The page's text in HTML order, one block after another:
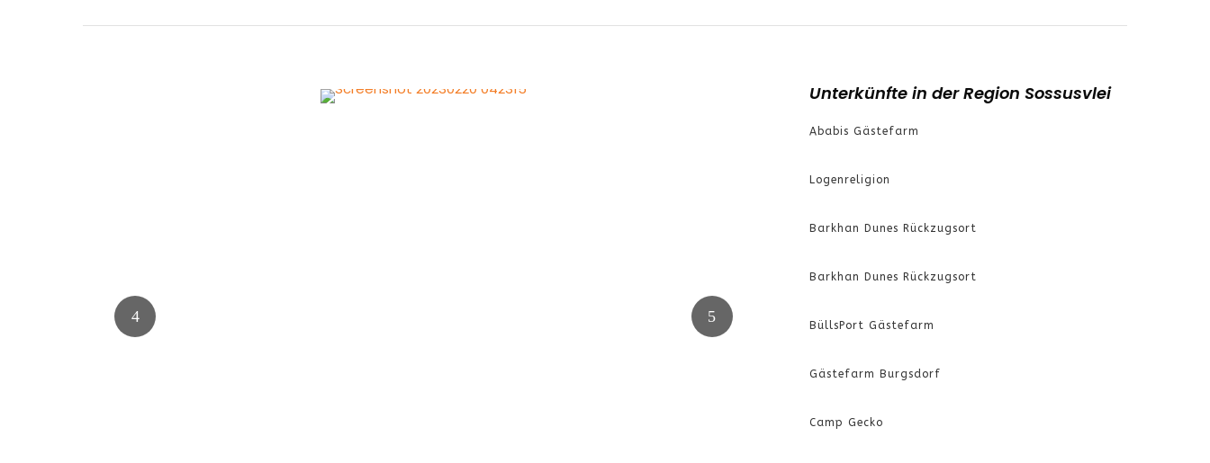
Unterkünfte in der Region Sossusvlei
Ababis Gästefarm
Logenreligion
Barkhan Dunes Rückzugsort
Barkhan Dunes Rückzugsort
BüllsPort Gästefarm
Gästefarm Burgsdorf
Camp Gecko